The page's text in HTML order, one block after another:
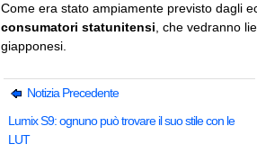
Come era stato ampiamente previsto dagli
consumatori statunitensi , che vedranno
giapponesi.
Notizia Precedente
Lumix S9: ognuno può trovare il suo stile con le
LUT